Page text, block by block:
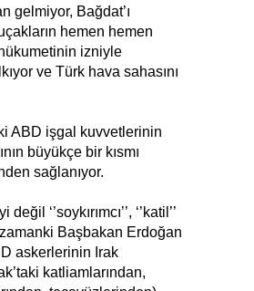
gelmiyor, Bağdat’ı
hemen hemen
izniyle
ve Türk hava sahasını
ABD işgal kuvvetlerinin
büyükçe bir kısmı
sağlanıyor.
‘’soykırımcı’’, ‘’katil’’
Başbakan Erdoğan
askerlerinin Irak
katliamlarından,